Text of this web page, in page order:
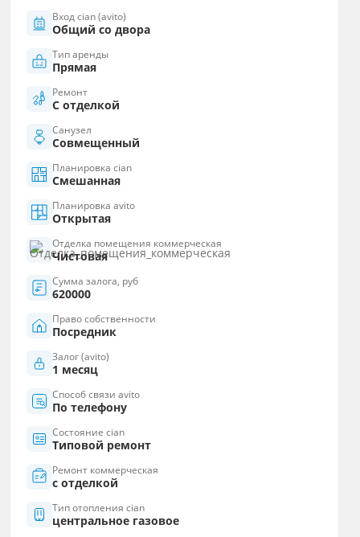
Вход cian (avito)
Общий со двора
Тип аренды
Прямая
Ремонт
С отделкой
Санузел
Совмещенный
Планировка cian
Смешанная
Планировка avito
Открытая
Отделка помещения коммерческая
Чистовая
Сумма залога, руб
620000
Право собственности
Посредник
Залог (avito)
1 месяц
Способ связи avito
По телефону
Состояние cian
Типовой ремонт
Ремонт коммерческая
с отделкой
Тип отопления cian
центральное газовое